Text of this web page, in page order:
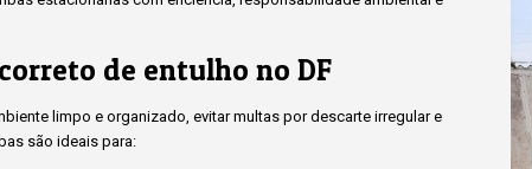
de entulho no DF
limpo e organizado, evitar multas por descarte irregular e
são ideais para: